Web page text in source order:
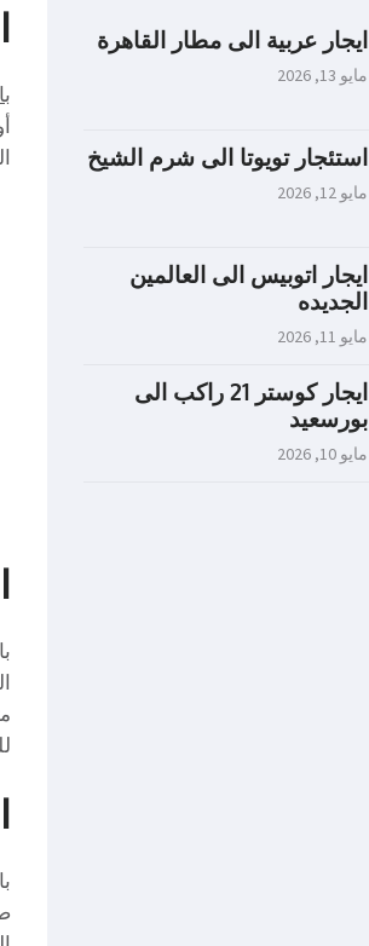
ايجار عربية الى مطار القاهرة
مايو 13, 2026
استئجار تويوتا الى شرم الشيخ
مايو 12, 2026
ايجار اتوبيس الى العالمين
الجديده
مايو 11, 2026
ايجار كوستر 21 راكب الى
بورسعيد
مايو 10, 2026